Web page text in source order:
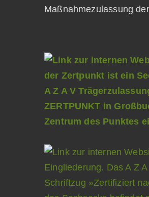
Maßnahmezulassung